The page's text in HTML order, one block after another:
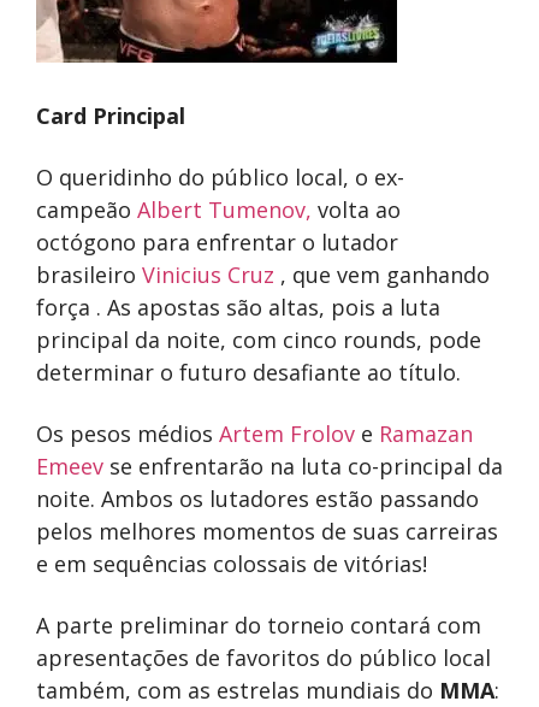
Card Principal
O queridinho do público local, o ex-
campeão Albert Tumenov, volta ao
octógono para enfrentar o lutador
brasileiro Vinicius Cruz , que vem ganhando
força . As apostas são altas, pois a luta
principal da noite, com cinco rounds, pode
determinar o futuro desafiante ao título.
Os pesos médios Artem Frolov e Ramazan
Emeev se enfrentarão na luta co-principal da
noite. Ambos os lutadores estão passando
pelos melhores momentos de suas carreiras
e em sequências colossais de vitórias!
A parte preliminar do torneio contará com
apresentações de favoritos do público local
também, com as estrelas mundiais do MMA: